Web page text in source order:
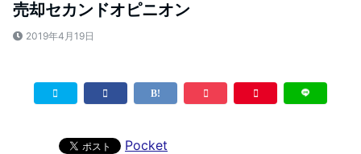
売却セカンドオピニオン
2019年4月19日
Pocket